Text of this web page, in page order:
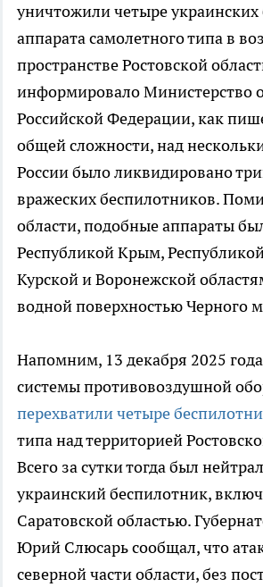
уничтожили четыре
аппарата самолетного типа в
пространстве Ростовской
информировало Министерство
Российской Федерации, как
общей сложности, над
России было ликвидировано
вражеских беспилотников.
области, подобные аппараты
Республикой Крым,
Курской и Воронежской
водной поверхностью Черного
Напомним, 13 декабря 2025
системы противовоздушной
перехватили четыре
типа над территорией
Всего за сутки тогда был
украинский беспилотник,
Саратовской областью.
Юрий Слюсарь сообщал, что
северной части области, без